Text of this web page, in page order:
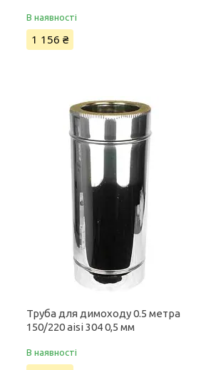
В наявності
1 156 ₴
Труба для димоходу 0.5 метра
150/220 aisi 304 0,5 мм
В наявності